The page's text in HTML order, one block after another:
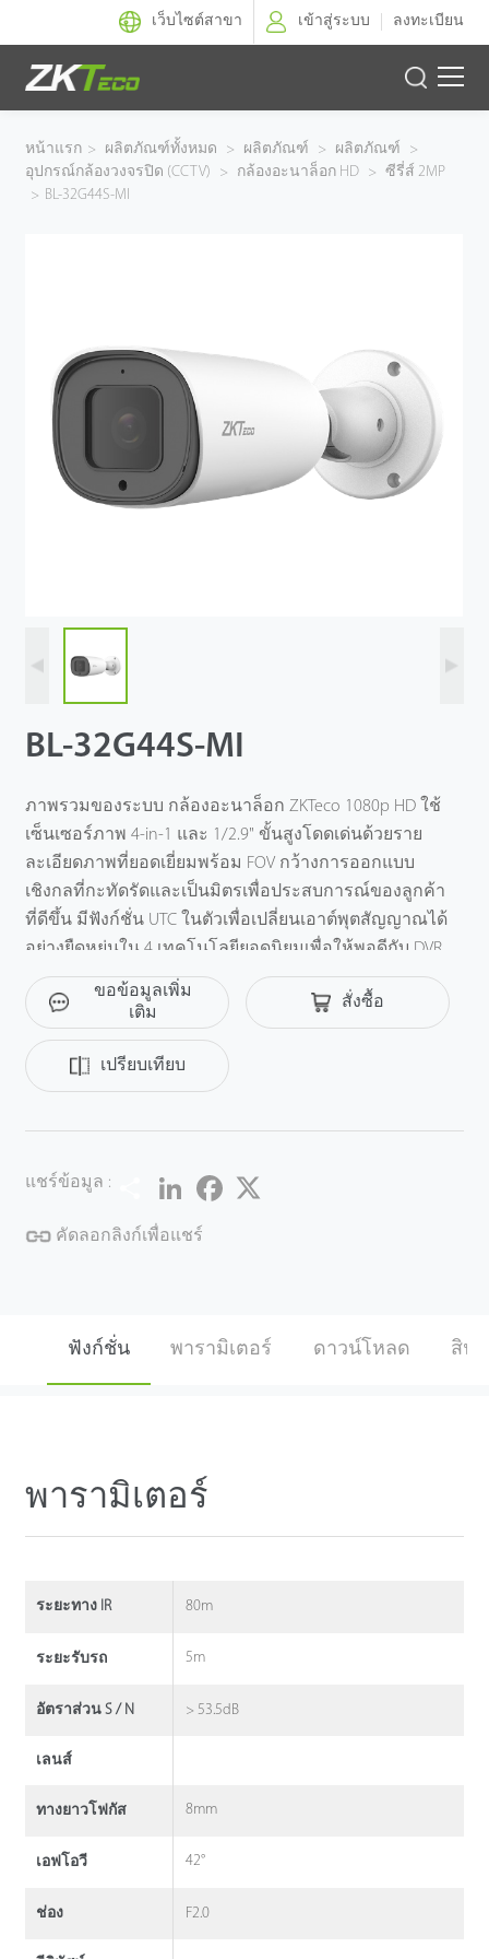
เว็บไซต์สาขา เข้าสู่ระบบ ลงทะเบียน
ผลิตภัณฑ์
โซลูชั่นของเรา
ตัวแทนจำหน่าย
ฝ่ายสนับสนุน
หน้าแรก > ผลิตภัณฑ์ทั้งหมด > ผลิตภัณฑ์ > ผลิตภัณฑ์
>
อุปกรณ์กล้องวงจรปิด (CCTV)
> กล้องอะนาล็อก HD > ซีรี่ส์ 2MP
> BL-32G44S-MI
BL-32G44S-MI
ภาพรวมของระบบ กล้องอะนาล็อก ZKTeco 1080p HD ใช้
เซ็นเซอร์ภาพ 4-in-1 และ 1/2.9" ขั้นสูงโดดเด่นด้วยราย
ละเอียดภาพที่ยอดเยี่ยมพร้อม FOV กว้างการออกแบบ
เชิงกลที่กะทัดรัดและเป็นมิตรเพื่อประสบการณ์ของลูกค้า
ที่ดีขึ้น มีฟังก์ชั่น UTC ในตัวเพื่อเปลี่ยนเอาต์พุตสัญญาณได้
อย่างยืดหยุ่นใน 4 เทคโนโลยียอดนิยมเพื่อให้พอดีกับ DVR
ของบุคคลที่สามแบรนด์ต่างๆ เป็นทางออกที่ดีสําหรับ
โซลูชัน SMB ที่มีอัตราส่วนต้นทุนต่อประสิทธิภาพสูงและ
ความเรียบง่ายสําหรับการติดตั้ง ฟังก์ชัน การส่งทางไกล
ขับเคลื่อนด้วยเทคโนโลยี HD Videoloss ชั้นนําของ
อุตสาหกรรมรองรับการส่งข้อมูลสูงสุด 500m / 800m ผ่าน
มาพร้อมกับชิปเซ็ต UTC บนกระดานซึ่งสามารถรองรับ
การปรับเอาต์พุตสัญญาณอะนาล็อก HD ได้อย่างยืดหยุ่น
เช่น TVI / AHD / CVI / CVBS มันเป็นทางออกสุดท้ายสําหรับ
น้ําและฝุ่นด้วยอันดับ IP67 อุตสาหกรรม สนับสนุน ±30%
ขอข้อมูลเพิ่ม
เติม
สั่งซื้อ
เปรียบเทียบ
แชร์ข้อมูล : Share LinkedInFacebook
คัดลอกลิงก์เพื่อแชร์
ฟังก์ชั่น พารามิเตอร์ ดาวน์โหลด สิน
พารามิเตอร์
ระยะทาง IR 80m
ระยะรับรถ 5m
อัตราส่วน S / N > 53.5dB
เลนส์
ทางยาวโฟกัส 8mm
เอฟโอวี 42°
ช่อง F2.0